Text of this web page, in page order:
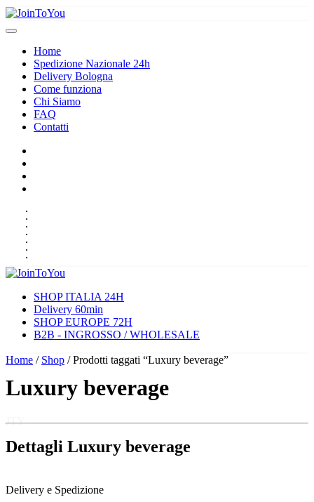
Home
Spedizione Nazionale 24h
Delivery Bologna
Come funziona
Chi Siamo
FAQ
Contatti
SHOP ITALIA 24H
Delivery 60min
SHOP EUROPE 72H
B2B - INGROSSO / WHOLESALE
Home / Shop / Prodotti taggati “Luxury beverage”
Luxury beverage
JTY
Dettagli Luxury beverage
Delivery e Spedizione